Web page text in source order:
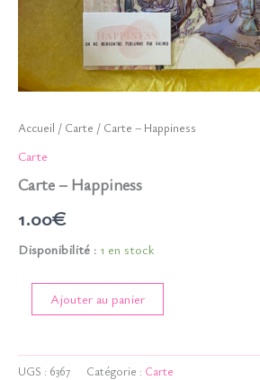
Accueil / Carte / Carte – Happiness
Carte
Carte – Happiness
1.00€
Disponibilité : 1 en stock
Happiness
Ajouter au panier
UGS : 6367 Catégorie : Carte